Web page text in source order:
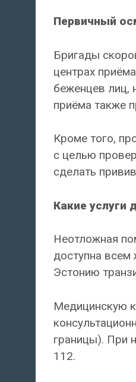
Первичный
Бригады
центрах
беженцев лиц,
приёма также
Кроме того,
с целью
сделать
Какие услуги
Неотложная
доступна
Эстонию
Медицинскую
границы). При
112.